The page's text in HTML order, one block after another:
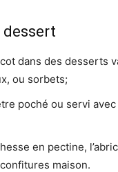
dessert
dans des desserts
ou sorbets;
poché ou servi
en pectine,
maison.